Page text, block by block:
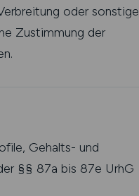
oder sonstige
Zustimmung der
Gehalts- und
§§ 87a bis 87e UrhG